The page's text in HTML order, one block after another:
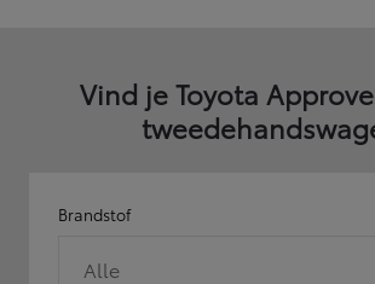
Vind je Toyota
Brandstof
Alle